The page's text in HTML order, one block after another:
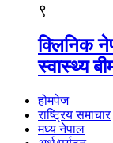
९
क्लिनिक
स्वास्थ्य
होमपेज
राष्ट्रिय समाचार
मध्य नेपाल